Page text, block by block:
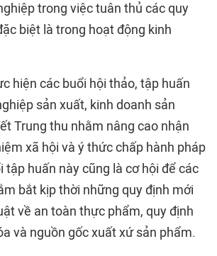
trong việc tuân thủ các quy
biệt là trong hoạt động kinh
hiện các buổi hội thảo, tập huấn
sản xuất, kinh doanh sản
Trung thu nhằm nâng cao nhận
xã hội và ý thức chấp hành pháp
tập huấn này cũng là cơ hội để các
bắt kịp thời những quy định mới
về an toàn thực phẩm, quy định
và nguồn gốc xuất xứ sản phẩm.